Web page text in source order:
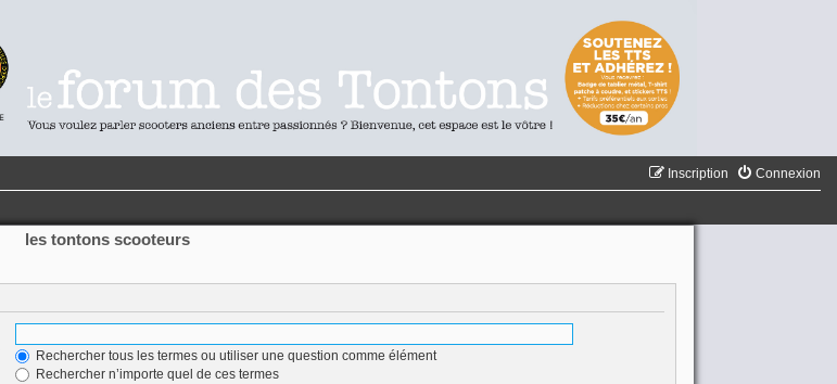
Connexion
Inscription
les tontons scooteurs
Rechercher tous les termes ou utiliser une question comme élément
Rechercher n’importe quel de ces termes